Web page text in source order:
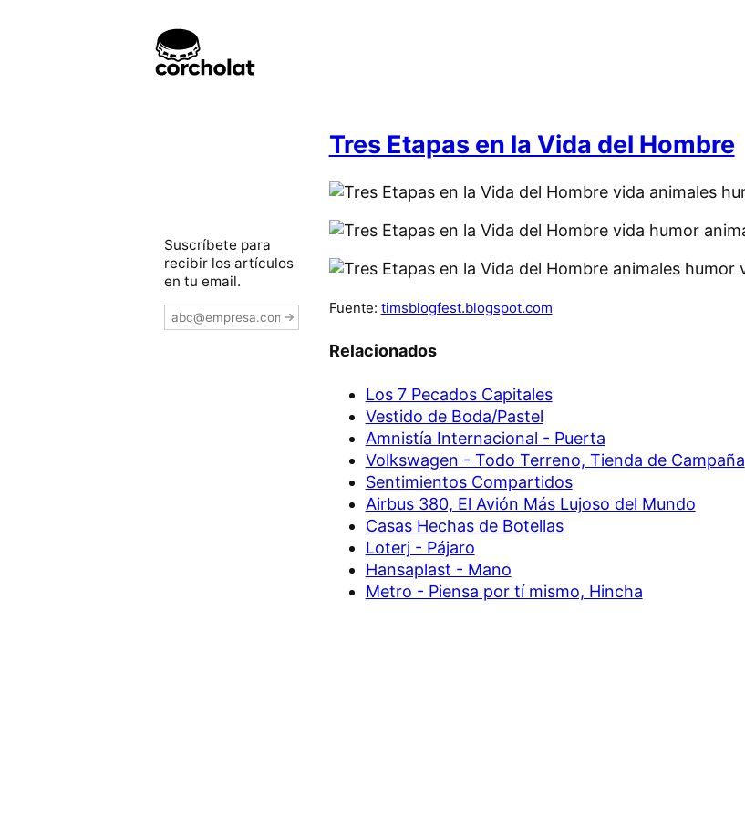
Tres Etapas en la Vida del Hombre
Fuente: timsblogfest.blogspot.com
Relacionados
Los 7 Pecados Capitales
Vestido de Boda/Pastel
Amnistía Internacional - Puerta
Volkswagen - Todo Terreno, Tienda de Campaña
Sentimientos Compartidos
Airbus 380, El Avión Más Lujoso del Mundo
Casas Hechas de Botellas
Loterj - Pájaro
Hansaplast - Mano
Metro - Piensa por tí mismo, Hincha
Suscríbete para
recibir los artículos
en tu email.